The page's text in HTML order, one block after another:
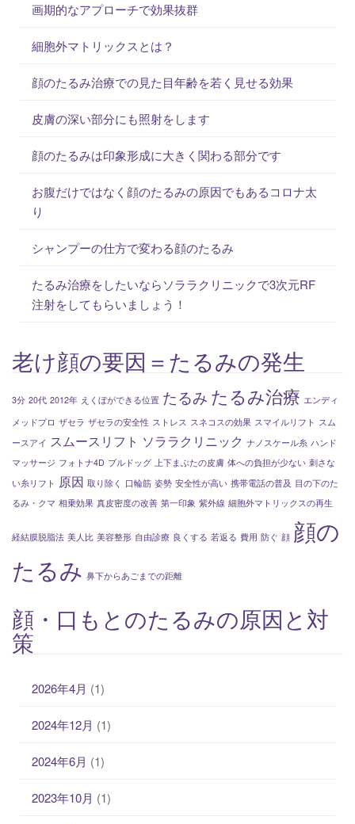
画期的なアプローチで効果抜群
細胞外マトリックスとは？
顔のたるみ治療での見た目年齢を若く見せる効果
皮膚の深い部分にも照射をします
顔のたるみは印象形成に大きく関わる部分です
お腹だけではなく顔のたるみの原因でもあるコロナ太
り
シャンプーの仕方で変わる顔のたるみ
たるみ治療をしたいならソララクリニックで3次元RF
注射をしてもらいましょう！
老け顔の要因＝たるみの発生
3分 20代 2012年 えくぼができる位置 たるみ たるみ治療 エンディ
メッドプロ ザセラ ザセラの安全性 ストレス スネコスの効果 スマイルリフト スム
ースアイ スムースリフト ソララクリニック ナノスケール糸 ハンド
マッサージ フォトナ4D ブルドッグ 上下まぶたの皮膚 体への負担が少ない 刺さな
い糸リフト 原因 取り除く 口輪筋 姿勢 安全性が高い 携帯電話の普及 目の下のた
るみ・クマ 相乗効果 真皮密度の改善 第一印象 紫外線 細胞外マトリックスの再生
経結膜脱脂法 美人比 美容整形 自由診療 良くする 若返る 費用 防ぐ 顔 顔の
たるみ 鼻下からあごまでの距離
顔・口もとのたるみの原因と対
策
2026年4月 (1)
2024年12月 (1)
2024年6月 (1)
2023年10月 (1)